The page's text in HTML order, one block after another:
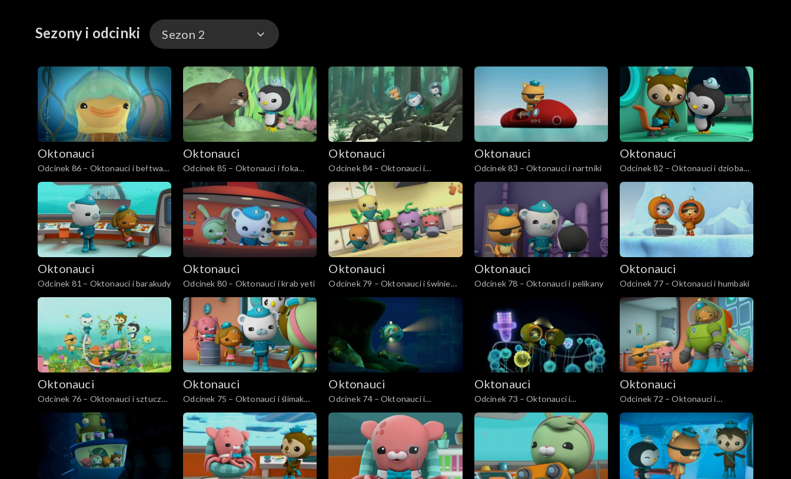
Sezony i odcinki Sezon 2
Sezon 2
Sezon 1
Oktonauci
Odcinek 86 – Oktonauci i bełtwa
festonowa
Oktonauci
Odcinek 85 – Oktonauci i foka
pospolita
Oktonauci
Odcinek 84 – Oktonauci i
poskoczki mułowe
Oktonauci
Odcinek 83 – Oktonauci i nartniki
Oktonauci
Odcinek 82 – Oktonauci i dziobak
australijski
Oktonauci
Odcinek 81 – Oktonauci i barakudy
Oktonauci
Odcinek 80 – Oktonauci i krab yeti
Oktonauci
Odcinek 79 – Oktonauci i świnie
Oktonauci
Odcinek 78 – Oktonauci i pelikany
Oktonauci
Odcinek 77 – Oktonauci i humbaki
Oktonauci
Odcinek 76 – Oktonauci i sztuczna
Oktonauci
Odcinek 75 – Oktonauci i ślimak
stożek
Oktonauci
Odcinek 74 – Oktonauci i
niesporczaki
Oktonauci
Odcinek 73 – Oktonauci i
rurkopław
Oktonauci
Odcinek 72 – Oktonauci i
połykacze